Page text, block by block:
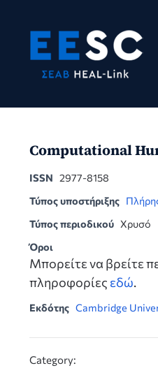
content
Computational
ISSN 2977-8158
Τύπος υποστήριξης
Τύπος περιοδικού Χρυσό
Όροι
Μπορείτε να βρείτε
πληροφορίες εδώ.
Εκδότης Cambridge
Category: